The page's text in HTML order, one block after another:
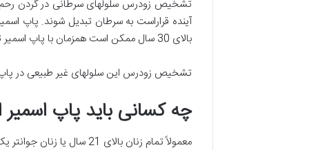
تشخیص زودرس سلولهای سرطانی در گردن رحم
آینده قراراست به سرطان تبدیل شوند. پاپ
بالای 30 سال ممکن است همزمان با پاپ اسمیر تست HPV ،که یک نوع عفونت ویروسی شایع و عامل سرطان دهانه رحم است، نیز انجام می شود.
تشخیص زودرس این سلولهای غیر طبیعی در
چه کسانی باید پاپ اسمیر
معمولاً تمام زنان بالای 21 سال یا زنان جوانتر یک سال بعد از اولین رابطه جنسی باید این تست را انجام دهند.